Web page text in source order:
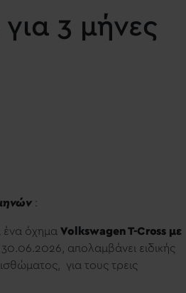
3 μήνες
:
ένα όχημα Volkswagen T-Cross με
απολαμβάνει ειδικής
για τους τρεις